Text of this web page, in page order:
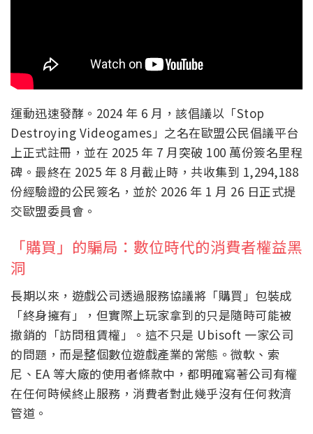
運動迅速發酵。2024 年 6 月，該倡議以「Stop
Destroying Videogames」之名在歐盟公民倡議平台
上正式註冊，並在 2025 年 7 月突破 100 萬份簽名里程
碑。最終在 2025 年 8 月截止時，共收集到 1,294,188
份經驗證的公民簽名，並於 2026 年 1 月 26 日正式提
交歐盟委員會。
「購買」的騙局：數位時代的消費者權益黑
洞
長期以來，遊戲公司透過服務協議將「購買」包裝成
「終身擁有」，但實際上玩家拿到的只是隨時可能被
撤銷的「訪問租賃權」。這不只是 Ubisoft 一家公司
的問題，而是整個數位遊戲產業的常態。微軟、索
尼、EA 等大廠的使用者條款中，都明確寫著公司有權
在任何時候終止服務，消費者對此幾乎沒有任何救濟
管道。